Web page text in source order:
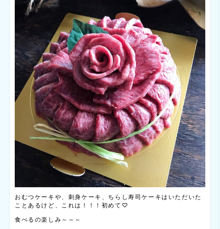
おむつケーキや、刺身ケーキ、ちらし寿司ケーキはいただいた
ことあるけど、これは！！！初めて♡
食べるの楽しみ～～～